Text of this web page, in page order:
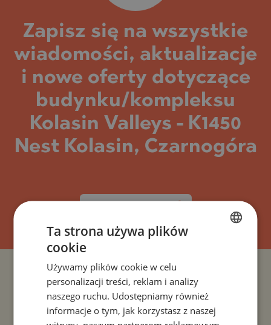
Zapisz się na wszystkie
wiadomości, aktualizacje
i nowe oferty dotyczące
budynku/kompleksu
Kolasin Valleys - K1450
Nest Kolasin, Czarnogóra
PROJEKTY I NIERUCHOMOŚCI WEDŁUG KRAJU
PROJEKTY I NIERUCHOMOŚCI WEDŁUG ROZLICZENIA
GERMAN
Ta strona używa plików
cookie
Używamy plików cookie w celu
personalizacji treści, reklam i analizy
naszego ruchu. Udostępniamy również
informacje o tym, jak korzystasz z naszej